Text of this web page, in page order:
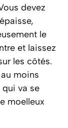
devez
le
et laissez
les côtés.
moins
qui va se
moelleux